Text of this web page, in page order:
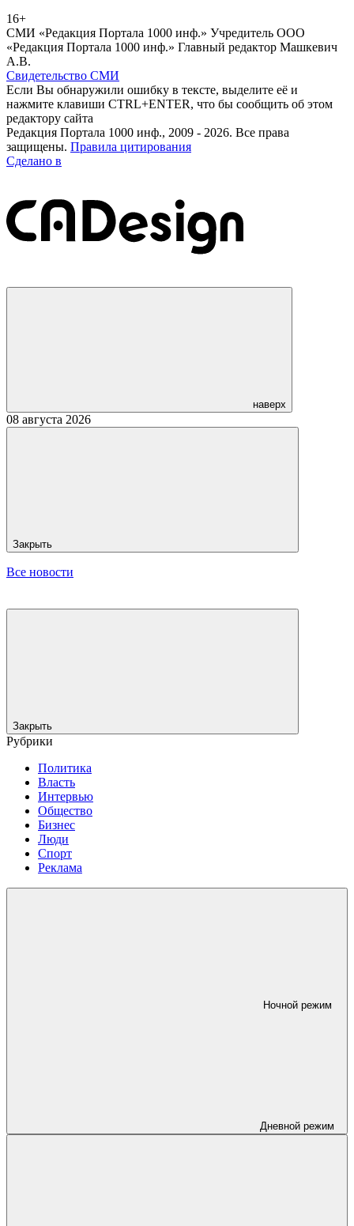
16+
СМИ «Редакция Портала 1000 инф.» Учредитель ООО
«Редакция Портала 1000 инф.» Главный редактор Машкевич
А.В.
Свидетельство СМИ
Если Вы обнаружили ошибку в тексте, выделите её и
нажмите клавиши CTRL+ENTER, что бы сообщить об этом
редактору сайта
Редакция Портала 1000 инф., 2009 - 2026. Все права
защищены. Правила цитирования
Сделано в
наверх
08 августа 2026
Закрыть
Все новости
Закрыть
Рубрики
Политика
Власть
Интервью
Общество
Бизнес
Люди
Спорт
Реклама
Ночной режим
Дневной режим